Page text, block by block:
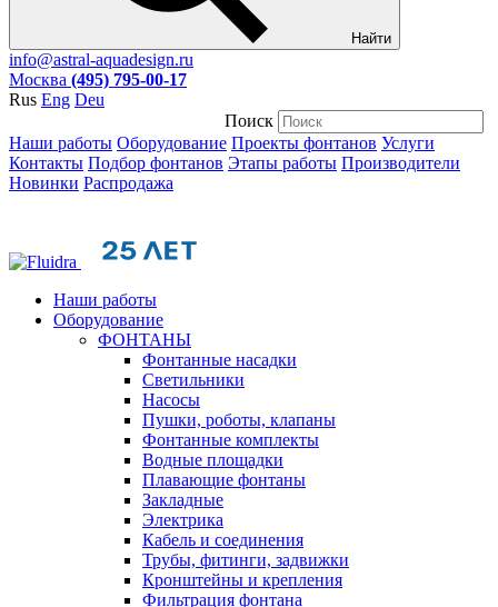
Найти
info@astral-aquadesign.ru
Москва (495) 795-00-17
Rus Eng Deu
Поиск
Наши работы Оборудование Проекты фонтанов Услуги
Контакты Подбор фонтанов Этапы работы Производители
Новинки Распродажа
Наши работы
Оборудование
ФОНТАНЫ
Фонтанные насадки
Cветильники
Насосы
Пушки, роботы, клапаны
Фонтанные комплекты
Водные площадки
Плавающие фонтаны
Закладные
Электрика
Кабель и соединения
Трубы, фитинги, задвижки
Кронштейны и крепления
Фильтрация фонтана